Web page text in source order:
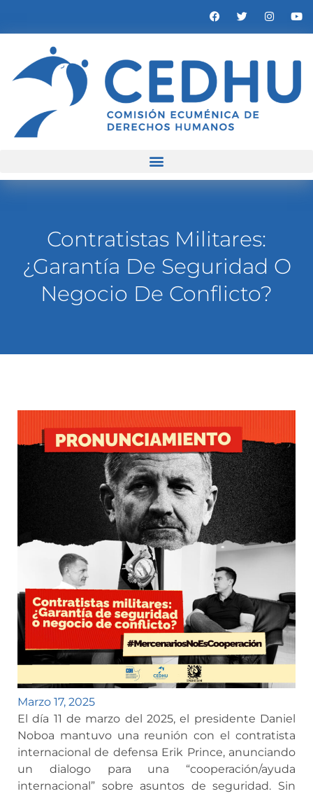
Contratistas Militares:
¿Garantía De Seguridad O
Negocio De Conflicto?
Marzo 17, 2025
El día 11 de marzo del 2025, el presidente Daniel
Noboa mantuvo una reunión con el contratista
internacional de defensa Erik Prince, anunciando
un dialogo para una “cooperación/ayuda
internacional” sobre asuntos de seguridad. Sin